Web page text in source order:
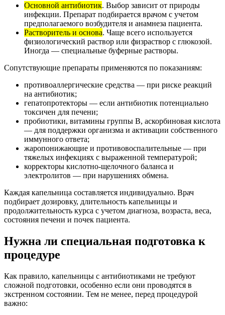
Основной антибиотик. Выбор зависит от природы
инфекции. Препарат подбирается врачом с учетом
предполагаемого возбудителя и анамнеза пациента.
Растворитель и основа. Чаще всего используется
физиологический раствор или физраствор с глюкозой.
Иногда — специальные буферные растворы.
Сопутствующие препараты применяются по показаниям:
противоаллергические средства — при риске реакций
на антибиотик;
гепатопротекторы — если антибиотик потенциально
токсичен для печени;
пробиотики, витамины группы B, аскорбиновая кислота
— для поддержки организма и активации собственного
иммунного ответа;
жаропонижающие и противовоспалительные — при
тяжелых инфекциях с выраженной температурой;
корректоры кислотно-щелочного баланса и
электролитов — при нарушениях обмена.
Каждая капельница составляется индивидуально. Врач
подбирает дозировку, длительность капельницы и
продолжительность курса с учетом диагноза, возраста, веса,
состояния печени и почек пациента.
Нужна ли специальная подготовка к
процедуре
Как правило, капельницы с антибиотиками не требуют
сложной подготовки, особенно если они проводятся в
экстренном состоянии. Тем не менее, перед процедурой
важно: